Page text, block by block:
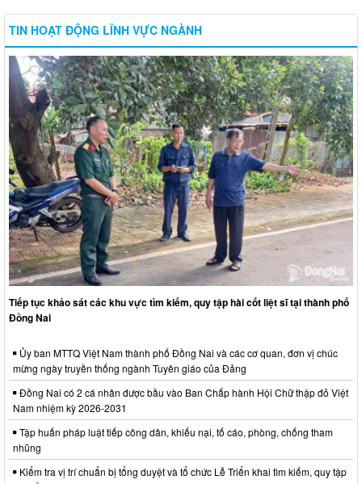
TIN HOẠT ĐỘNG LĨNH VỰC NGÀNH
Tiếp tục khảo sát các khu vực tìm kiếm, quy tập hài cốt liệt sĩ tại thành phố
Đồng Nai
Ủy ban MTTQ Việt Nam thành phố Đồng Nai và các cơ quan, đơn vị chúc
mừng ngày truyền thống ngành Tuyên giáo của Đảng
Đồng Nai có 2 cá nhân được bầu vào Ban Chấp hành Hội Chữ thập đỏ Việt
Nam nhiệm kỳ 2026-2031
Tập huấn pháp luật tiếp công dân, khiếu nại, tố cáo, phòng, chống tham
nhũng
Kiểm tra vị trí chuẩn bị tổng duyệt và tổ chức Lễ Triển khai tìm kiếm, quy tập